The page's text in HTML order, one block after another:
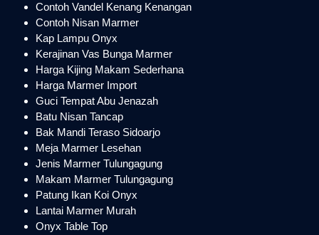
Contoh Vandel Kenang Kenangan
Contoh Nisan Marmer
Kap Lampu Onyx
Kerajinan Vas Bunga Marmer
Harga Kijing Makam Sederhana
Harga Marmer Import
Guci Tempat Abu Jenazah
Batu Nisan Tancap
Bak Mandi Teraso Sidoarjo
Meja Marmer Lesehan
Jenis Marmer Tulungagung
Makam Marmer Tulungagung
Patung Ikan Koi Onyx
Lantai Marmer Murah
Onyx Table Top